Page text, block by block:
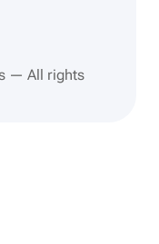
— All rights